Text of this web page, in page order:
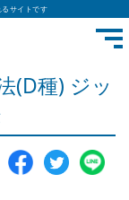
るサイトです
(D種) ジッ